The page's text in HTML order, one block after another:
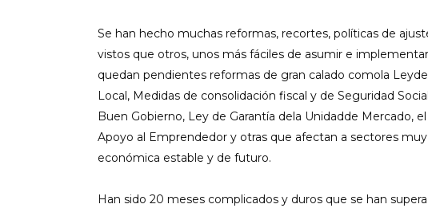
Se han hecho muchas reformas, recortes, políticas de
vistos que otros, unos más fáciles de asumir e
quedan pendientes reformas de gran calado comola
Local, Medidas de consolidación fiscal y de Seguridad
Buen Gobierno, Ley de Garantía dela Unidadde Mercado,
Apoyo al Emprendedor y otras que afectan a sectores
económica estable y de futuro.
Han sido 20 meses complicados y duros que se han